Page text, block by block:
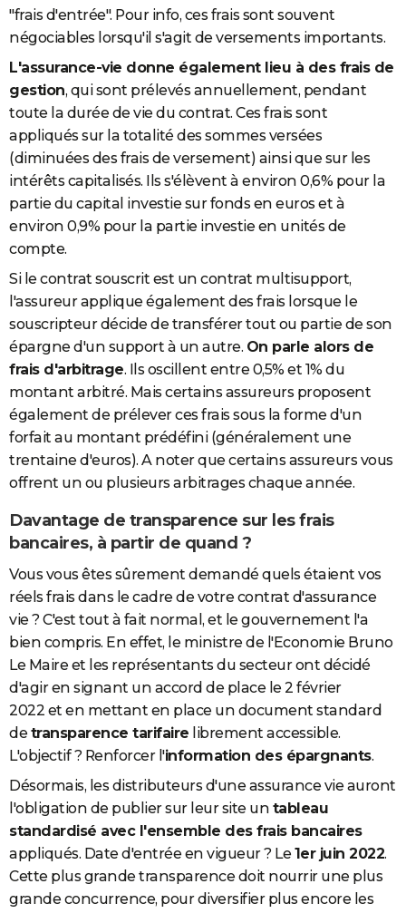
"frais d'entrée". Pour info, ces frais sont souvent
négociables lorsqu'il s'agit de versements importants.
L'assurance-vie donne également lieu à des frais de
gestion, qui sont prélevés annuellement, pendant
toute la durée de vie du contrat. Ces frais sont
appliqués sur la totalité des sommes versées
(diminuées des frais de versement) ainsi que sur les
intérêts capitalisés. Ils s'élèvent à environ 0,6% pour la
partie du capital investie sur fonds en euros et à
environ 0,9% pour la partie investie en unités de
compte.
Si le contrat souscrit est un contrat multisupport,
l'assureur applique également des frais lorsque le
souscripteur décide de transférer tout ou partie de son
épargne d'un support à un autre. On parle alors de
frais d'arbitrage. Ils oscillent entre 0,5% et 1% du
montant arbitré. Mais certains assureurs proposent
également de prélever ces frais sous la forme d'un
forfait au montant prédéfini (généralement une
trentaine d'euros). A noter que certains assureurs vous
offrent un ou plusieurs arbitrages chaque année.
Davantage de transparence sur les frais
bancaires, à partir de quand ?
Vous vous êtes sûrement demandé quels étaient vos
réels frais dans le cadre de votre contrat d'assurance
vie ? C'est tout à fait normal, et le gouvernement l'a
bien compris. En effet, le ministre de l'Economie Bruno
Le Maire et les représentants du secteur ont décidé
d'agir en signant un accord de place le 2 février
2022 et en mettant en place un document standard
de transparence tarifaire librement accessible.
L'objectif ? Renforcer l'information des épargnants.
Désormais, les distributeurs d'une assurance vie auront
l'obligation de publier sur leur site un tableau
standardisé avec l'ensemble des frais bancaires
appliqués. Date d'entrée en vigueur ? Le 1er juin 2022.
Cette plus grande transparence doit nourrir une plus
grande concurrence, pour diversifier plus encore les